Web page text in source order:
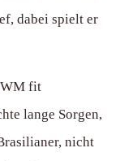
dabei spielt er
WM fit
lange Sorgen,
nicht